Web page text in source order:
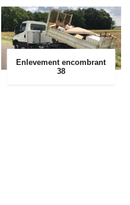
Enlevement encombrant
38